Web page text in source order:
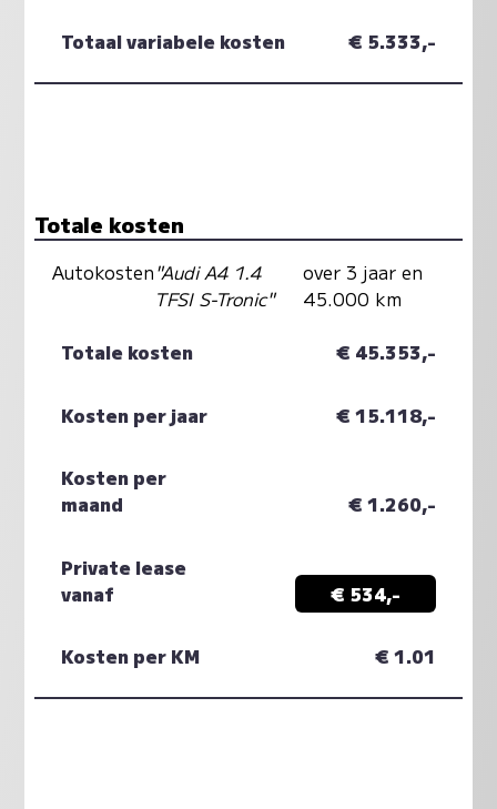
Totaal variabele kosten € 5.333,-
Totale kosten
Autokosten"Audi A4 1.4
TFSI S-Tronic"
over 3 jaar en
45.000 km
Totale kosten € 45.353,-
Kosten per jaar € 15.118,-
Kosten per
maand
€ 1.260,-
Private lease
vanaf
€ 534,-
Kosten per KM € 1.01